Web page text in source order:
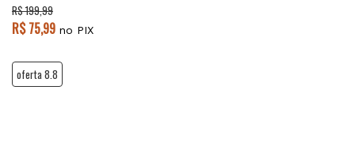
R$ 199,99
R$ 75,99 no PIX
oferta 8.8